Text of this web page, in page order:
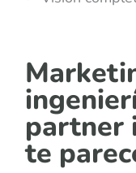
partner
te